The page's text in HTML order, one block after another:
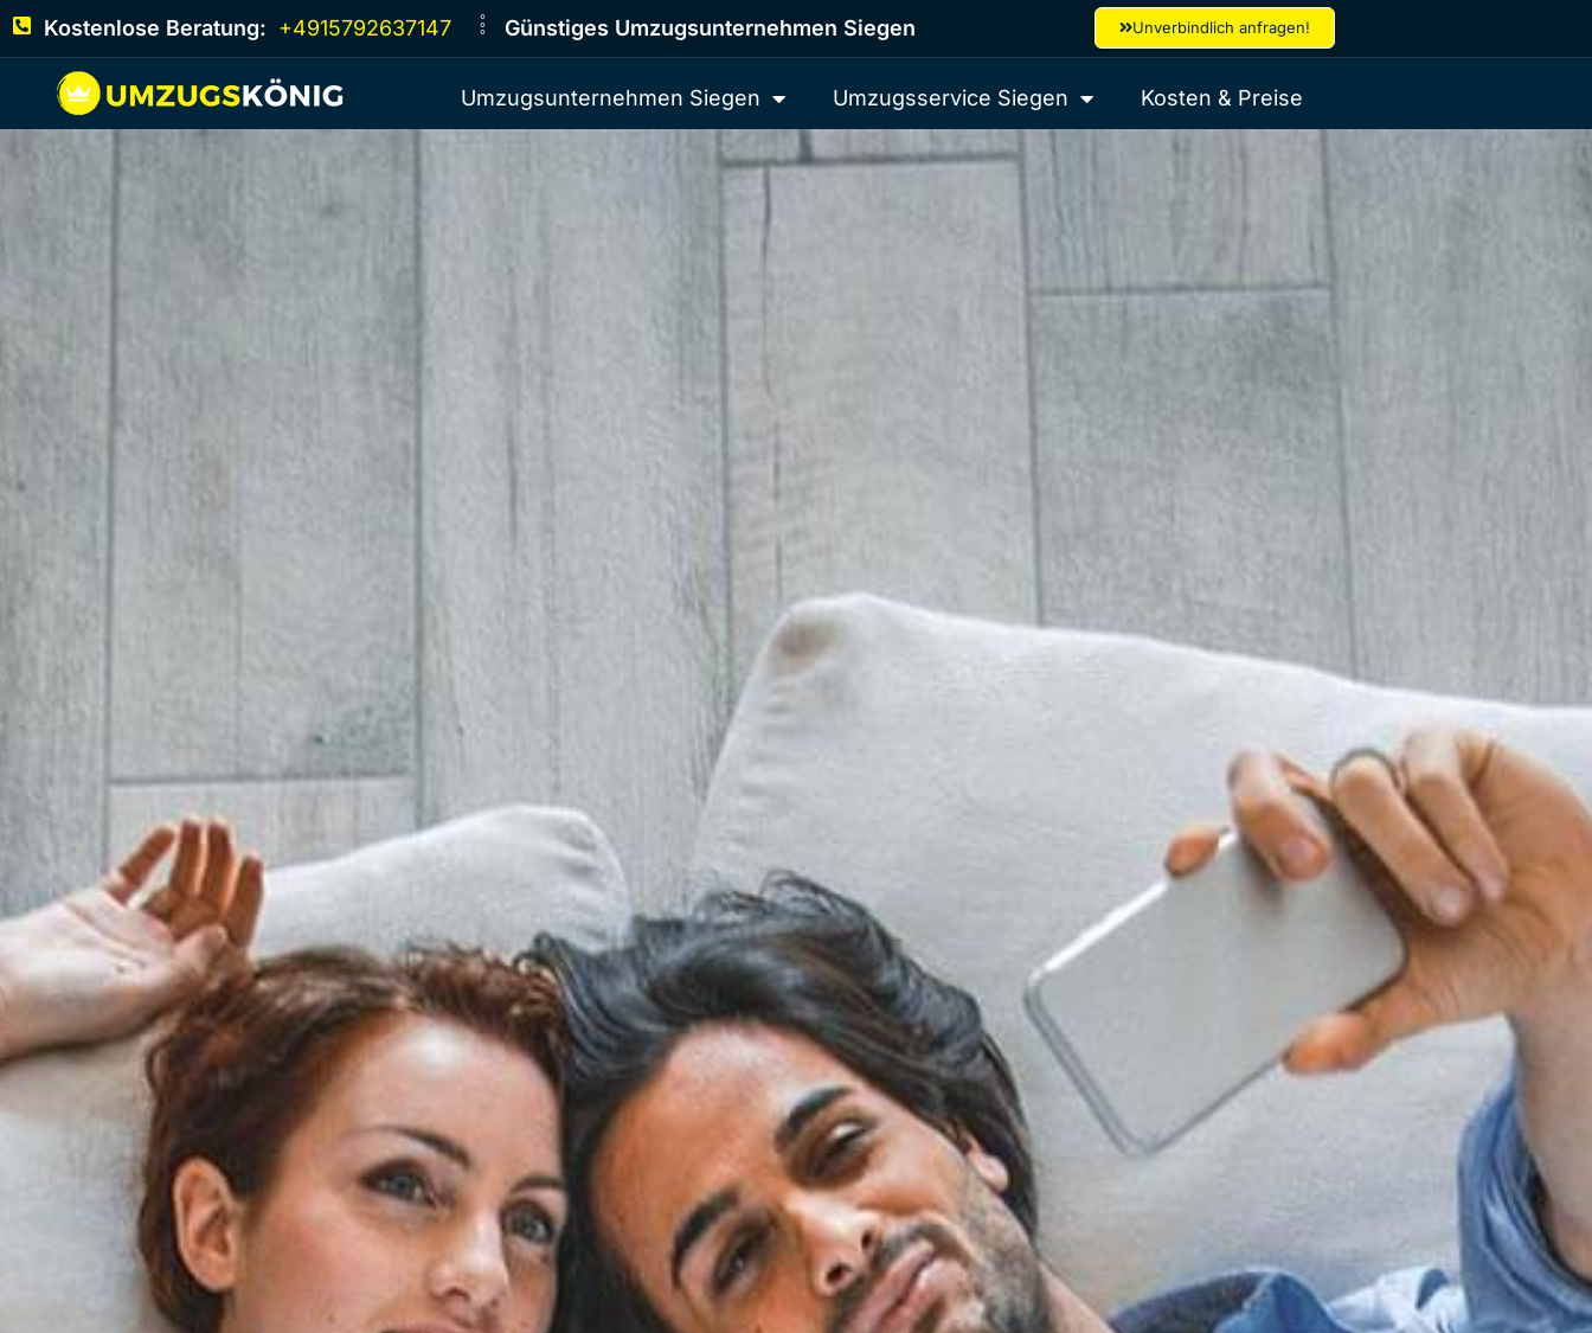
Kostenlose Beratung: +4915792637147 Günstiges Umzugsunternehmen Siegen Unverbindlich anfragen!
Umzugsunternehmen Siegen Umzugsservice Siegen Kosten & Preise